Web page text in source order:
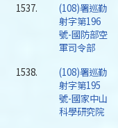
1537.
(108)署巡勤
射字第196
號-國防部空
軍司令部
1538.
(108)署巡勤
射字第195
號-國家中山
科學研究院